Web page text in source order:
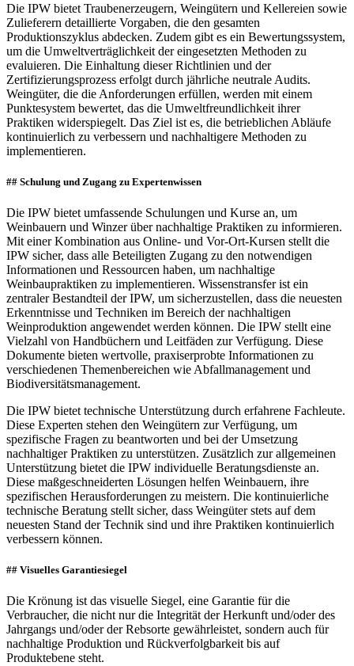
Die IPW bietet Traubenerzeugern, Weingütern und Kellereien sowie
Zulieferern detaillierte Vorgaben, die den gesamten
Produktionszyklus abdecken. Zudem gibt es ein Bewertungssystem,
um die Umweltverträglichkeit der eingesetzten Methoden zu
evaluieren. Die Einhaltung dieser Richtlinien und der
Zertifizierungsprozess erfolgt durch jährliche neutrale Audits.
Weingüter, die die Anforderungen erfüllen, werden mit einem
Punktesystem bewertet, das die Umweltfreundlichkeit ihrer
Praktiken widerspiegelt. Das Ziel ist es, die betrieblichen Abläufe
kontinuierlich zu verbessern und nachhaltigere Methoden zu
implementieren.
## Schulung und Zugang zu Expertenwissen
Die IPW bietet umfassende Schulungen und Kurse an, um
Weinbauern und Winzer über nachhaltige Praktiken zu informieren.
Mit einer Kombination aus Online- und Vor-Ort-Kursen stellt die
IPW sicher, dass alle Beteiligten Zugang zu den notwendigen
Informationen und Ressourcen haben, um nachhaltige
Weinbaupraktiken zu implementieren. Wissenstransfer ist ein
zentraler Bestandteil der IPW, um sicherzustellen, dass die neuesten
Erkenntnisse und Techniken im Bereich der nachhaltigen
Weinproduktion angewendet werden können. Die IPW stellt eine
Vielzahl von Handbüchern und Leitfäden zur Verfügung. Diese
Dokumente bieten wertvolle, praxiserprobte Informationen zu
verschiedenen Themenbereichen wie Abfallmanagement und
Biodiversitätsmanagement.
Die IPW bietet technische Unterstützung durch erfahrene Fachleute.
Diese Experten stehen den Weingütern zur Verfügung, um
spezifische Fragen zu beantworten und bei der Umsetzung
nachhaltiger Praktiken zu unterstützen. Zusätzlich zur allgemeinen
Unterstützung bietet die IPW individuelle Beratungsdienste an.
Diese maßgeschneiderten Lösungen helfen Weinbauern, ihre
spezifischen Herausforderungen zu meistern. Die kontinuierliche
technische Beratung stellt sicher, dass Weingüter stets auf dem
neuesten Stand der Technik sind und ihre Praktiken kontinuierlich
verbessern können.
## Visuelles Garantiesiegel
Die Krönung ist das visuelle Siegel, eine Garantie für die
Verbraucher, die nicht nur die Integrität der Herkunft und/oder des
Jahrgangs und/oder der Rebsorte gewährleistet, sondern auch für
nachhaltige Produktion und Rückverfolgbarkeit bis auf
Produktebene steht.